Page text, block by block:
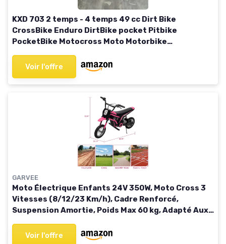
KXD 703 2 temps - 4 temps 49 cc Dirt Bike
CrossBike Enduro DirtBike pocket Pitbike
PocketBike Motocross Moto Motorbike
Turquoise KXD 703B 49ccm 4T
Voir l'offre
GARVEE
Moto Électrique Enfants 24V 350W, Moto Cross 3
Vitesses (8/12/23 Km/h), Cadre Renforcé,
Suspension Amortie, Poids Max 60 kg, Adapté Aux
Voir l'offre